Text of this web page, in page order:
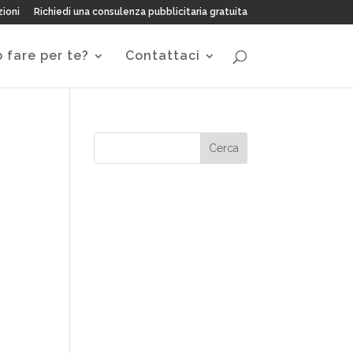
Richiedi una consulenza pubblicitaria gratuita
fare per te? Contattaci